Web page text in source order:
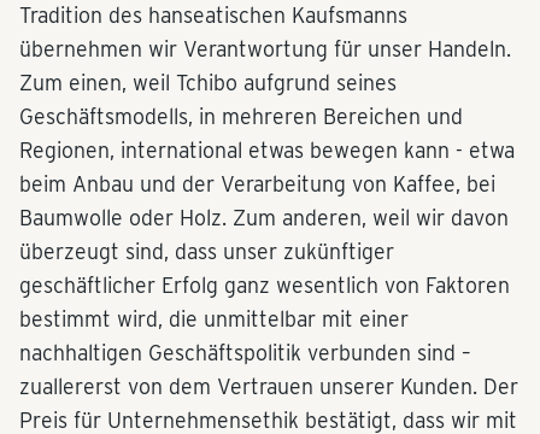
Tradition des hanseatischen Kaufsmanns
übernehmen wir Verantwortung für unser Handeln.
Zum einen, weil Tchibo aufgrund seines
Geschäftsmodells, in mehreren Bereichen und
Regionen, international etwas bewegen kann - etwa
beim Anbau und der Verarbeitung von Kaffee, bei
Baumwolle oder Holz. Zum anderen, weil wir davon
überzeugt sind, dass unser zukünftiger
geschäftlicher Erfolg ganz wesentlich von Faktoren
bestimmt wird, die unmittelbar mit einer
nachhaltigen Geschäftspolitik verbunden sind –
zuallererst von dem Vertrauen unserer Kunden. Der
Preis für Unternehmensethik bestätigt, dass wir mit